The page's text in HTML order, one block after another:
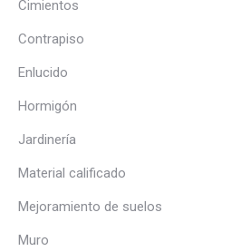
Cimientos
Contrapiso
Enlucido
Hormigón
Jardinería
Material calificado
Mejoramiento de suelos
Muro